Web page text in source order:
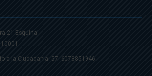
21 Esquina
a la Ciudadania: 57- 6078851946